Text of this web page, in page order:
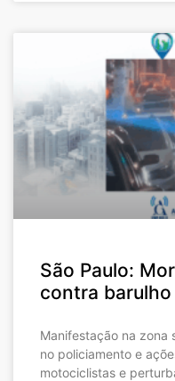
São Paulo:
contra
Manifestação na zona
no policiamento e
motociclistas e